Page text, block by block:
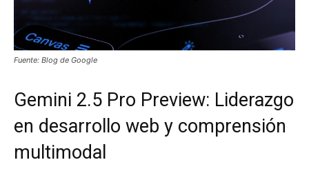
Fuente: Blog de Google
Gemini 2.5 Pro Preview: Liderazgo
en desarrollo web y comprensión
multimodal